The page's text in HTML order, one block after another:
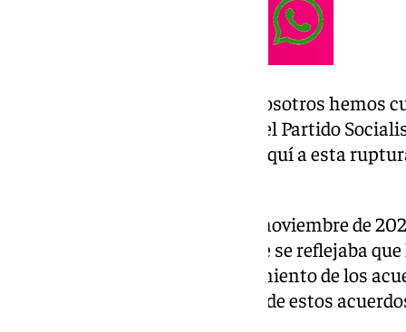
«El PSOE nos ha llevado aquí, nosotros
cumplido su parte del acuerdo, el Partido
acuerdo. Quien nos ha llevado aquí a esta
Nogueras ha recordado que en noviembre de
acuerdo de investidura en el que se reflejaba
estaría «en función del cumplimiento de los
realidad es que la gran mayoría de estos